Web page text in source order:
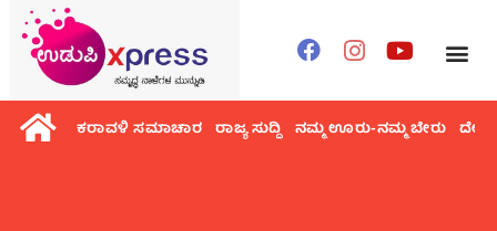
ಕರಾವಳಿ ಸಮಾಚಾರ ರಾಜ್ಯ ಸುದ್ದಿ ನಮ್ಮ ಊರು-ನಮ್ಮ ಬೇರು ದೇಶ